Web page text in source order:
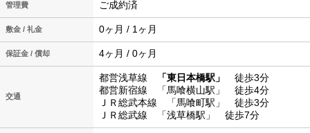
管理費 ご成約済
敷金 / 礼金 0ヶ月 / 1ヶ月
保証金 / 償却 4ヶ月 / 0ヶ月
交通
都営浅草線 「東日本橋駅」
徒歩3分
都営新宿線 「馬喰横山駅」 徒歩4分
ＪＲ総武本線 「馬喰町駅」 徒歩3分
ＪＲ総武線 「浅草橋駅」 徒歩7分